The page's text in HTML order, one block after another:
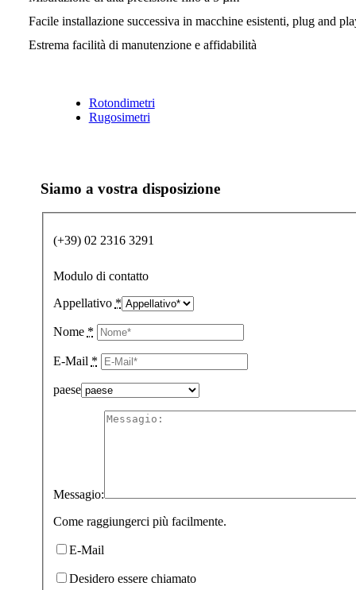
Facile installazione successiva in macchine esistenti, plug and
Estrema facilità di manutenzione e affidabilità
Rotondimetri
Rugosimetri
Siamo a vostra disposizione
(+39) 02 2316 3291
Modulo di contatto
Appellativo *
Nome *
E-Mail *
paese
Messagio:
Come raggiungerci più facilmente.
E-Mail
Desidero essere chiamato